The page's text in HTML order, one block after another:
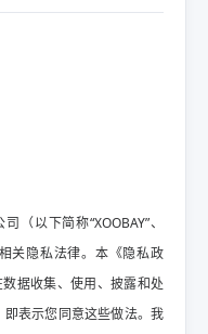
（以下简称“XOOBAY”、
关隐私法律。本《隐私政
据收集、使用、披露和处
表示您同意这些做法。我